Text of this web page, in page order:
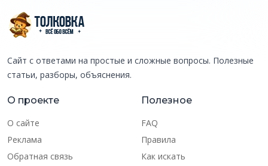
Сайт с ответами на простые и сложные вопросы. Полезные
статьи, разборы, объяснения.
О проекте
О сайте
Реклама
Обратная связь
Полезное
FAQ
Правила
Как искать